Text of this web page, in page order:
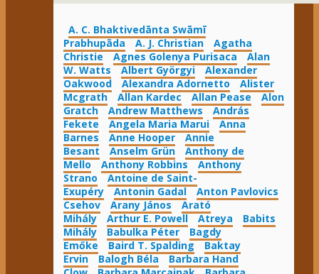
A. C. Bhaktivedānta Swāmī
Prabhupāda
A. J. Christian
Agatha
Christie
Agnes Golenya Purisaca
Alan
W. Watts
Albert Györgyi
Alexander
Oakwood
Alexandra Adornetto
Alister
Mcgrath
Allan Kardec Allan Pease
Alon
Gratch
Andrew Matthews
András
Fekete
Angela Maria Marui
Anna
Barnes
Anne Hooper
Annie
Besant
Anselm Grün
Anthony de
Mello
Anthony Robbins
Anthony
Strano
Antoine de Saint-
Exupéry
Antonin Gadal
Anton Pavlovics
Csehov
Arany János
Arató
Mihály
Arthur E. Powell Atreya
Babits
Mihály
Babulka Péter
Bagdy
Emőke
Baird T. Spalding
Baktay
Ervin
Balogh Béla
Barbara Hand